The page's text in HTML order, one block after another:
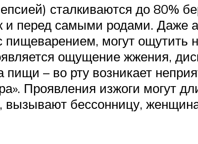
сталкиваются до 80%
перед самыми родами. Даже
могут ощутить
ощущение жжения,
– во рту возникает
Проявления изжоги могут
бессонницу,